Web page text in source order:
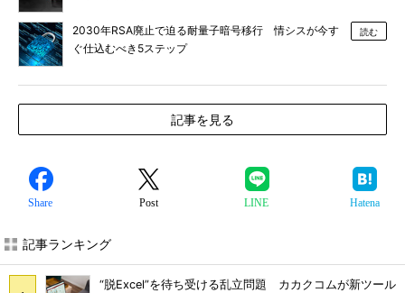
2030年RSA廃止で迫る耐量子暗号移行 情シスが今す
ぐ仕込むべき5ステップ
読む
記事を見る
Share Post LINE Hatena
記事ランキング
“脱Excel”を待ち受ける乱立問題 カカクコムが新ツール